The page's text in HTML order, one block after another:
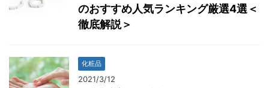
のおすすめ人気ランキング厳選4選＜
徹底解説＞
化粧品
2021/3/12